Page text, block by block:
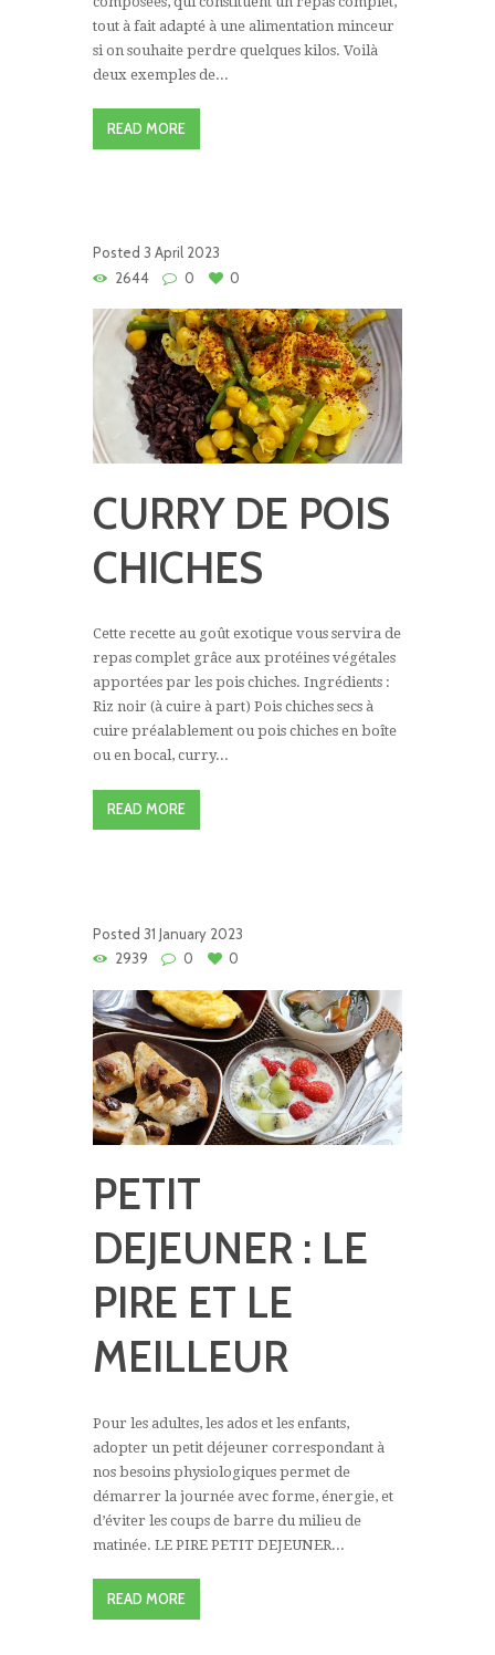
tout à fait adapté à une alimentation minceur
si on souhaite perdre quelques kilos. Voilà
deux exemples de...
READ MORE
Posted 3 April 2023
2644
0 0
CURRY DE POIS
CHICHES
Cette recette au goût exotique vous servira de
repas complet grâce aux protéines végétales
apportées par les pois chiches. Ingrédients :
Riz noir (à cuire à part) Pois chiches secs à
cuire préalablement ou pois chiches en boîte
ou en bocal, curry...
READ MORE
Posted 31 January 2023
2939
0 0
PETIT
DEJEUNER : LE
PIRE ET LE
MEILLEUR
Pour les adultes, les ados et les enfants,
adopter un petit déjeuner correspondant à
nos besoins physiologiques permet de
démarrer la journée avec forme, énergie, et
d’éviter les coups de barre du milieu de
matinée. LE PIRE PETIT DEJEUNER...
READ MORE